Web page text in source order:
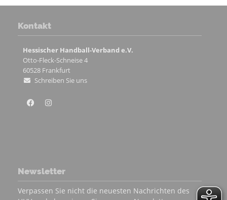
Kontakt
Hessischer Handball-Verband e.V.
Otto-Fleck-Schneise 4
60528 Frankfurt
Schreiben Sie uns
Newsletter
Verpassen Sie nicht die neuesten Nachrichten des